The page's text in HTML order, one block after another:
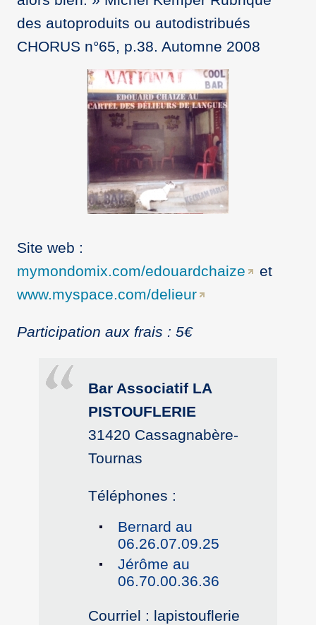
des autoproduits ou autodistribués
CHORUS n°65, p.38. Automne 2008
Site web :
mymondomix.com/edouardchaize
et
www.myspace.com/delieur
Participation aux frais : 5€
Bar Associatif LA
PISTOUFLERIE
31420 Cassagnabère-
Tournas
Téléphones :
Bernard au
06.26.07.09.25
Jérôme au
06.70.00.36.36
Courriel : lapistouflerie